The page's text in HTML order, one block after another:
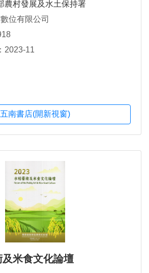
農村發展及水土保持署
位有限公司
2023-11
五南書店(開新視窗)
米食文化論壇